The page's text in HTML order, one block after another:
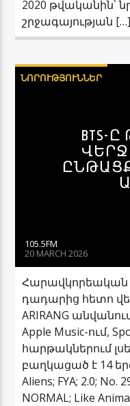
2020 թվականին՝
շրջագայության […]
ՆՈՐՈՒԹՅՈՒՆՆԵՐ
BTS-
105.5FM
20 MARCH 2026
Հարավկորեական
դադարից հետո
ARIRANG
Apple Music-ում,
հարթակներում
բաղկացած է 14
Aliens; FYA; 2.0; No.
NORMAL; Like